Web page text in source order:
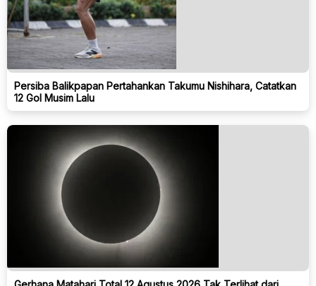
Persiba Balikpapan Pertahankan Takumu Nishihara, Catatkan
12 Gol Musim Lalu